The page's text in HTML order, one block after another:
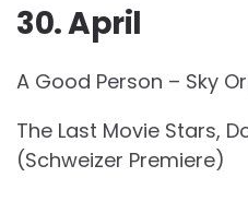
30. April
A Good Person – Sky
The Last Movie Stars,
(Schweizer Premiere)